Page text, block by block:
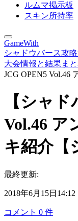
ルムマ掲示板
スキン所持率
GameWith
シャドウバース攻
大会情報と結果ま
JCG OPEN5 Vol.46
【シャ
Vol.46 ア
キ紹介【
最終更新:
2018年6月15日14:12
コメント 0 件